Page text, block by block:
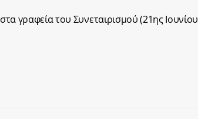
γραφεία του Συνεταιρισμού (21ης Ιουνίου